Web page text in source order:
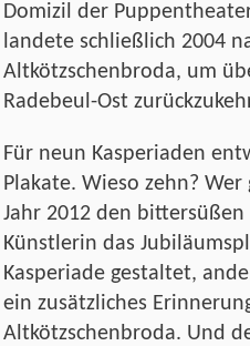
Domizil der
landete schließlich 2004
Altkötzschenbroda, um
Radebeul-Ost
Für neun Kasperiaden
Plakate. Wieso zehn?
Jahr 2012 den
Künstlerin das
Kasperiade gestaltet,
ein zusätzliches
Altkötzschenbroda. Und